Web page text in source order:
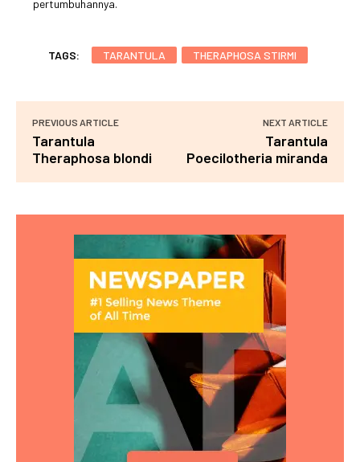
pertumbuhannya.
TAGS: TARANTULA THERAPHOSA STIRMI
PREVIOUS ARTICLE
Tarantula
Theraphosa blondi
NEXT ARTICLE
Tarantula
Poecilotheria miranda